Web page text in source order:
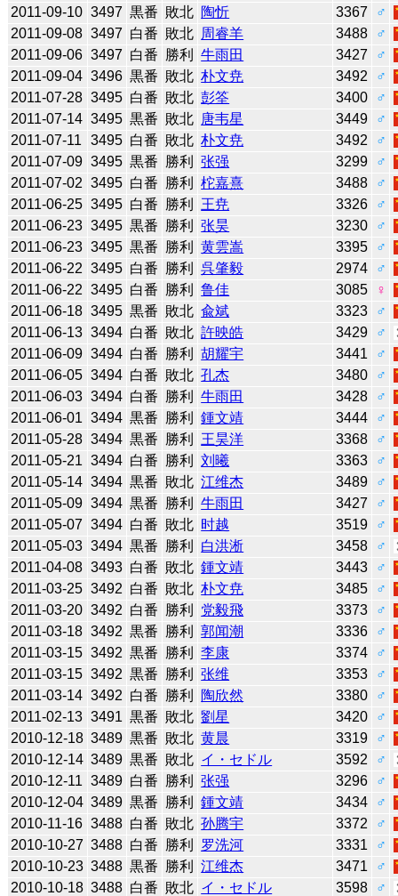
2011-09-10 3497 黒番 敗北 陶忻 3367
♂
2011-09-08 3497 白番 敗北 周睿羊 3488
♂
2011-09-06 3497 白番 勝利 牛雨田 3427
♂
2011-09-04 3496 黒番 敗北 朴文尭 3492
♂
2011-07-28 3495 白番 敗北 彭筌 3400
♂
2011-07-14 3495 黒番 敗北 唐韦星 3449
♂
2011-07-11
3495 白番 敗北 朴文尭 3492
♂
2011-07-09 3495 黒番 勝利 张强 3299
♂
2011-07-02 3495 白番 勝利 柁嘉熹 3488
♂
2011-06-25 3495 白番 勝利 王尭 3326
♂
2011-06-23 3495 黒番 勝利 张昊 3230
♂
2011-06-23 3495 黒番 勝利 黄雲嵩 3395
♂
2011-06-22 3495 白番 勝利 呉肇毅 2974
♂
2011-06-22 3495 白番 勝利 鲁佳 3085
♀
2011-06-18 3495 黒番 敗北 兪斌 3323
♂
2011-06-13 3494 白番 敗北 許映皓 3429
♂
2011-06-09 3494 白番 勝利 胡耀宇 3441
♂
2011-06-05 3494 白番 敗北 孔杰 3480
♂
2011-06-03 3494 白番 勝利 牛雨田 3428
♂
2011-06-01 3494 黒番 勝利 鍾文靖 3444
♂
2011-05-28 3494 黒番 勝利 王昊洋 3368
♂
2011-05-21 3494 白番 勝利 刘曦 3363
♂
2011-05-14 3494 黒番 敗北 江维杰 3489
♂
2011-05-09 3494 黒番 勝利 牛雨田 3427
♂
2011-05-07 3494 白番 敗北 时越 3519
♂
2011-05-03 3494 黒番 勝利 白洪淅 3458
♂
2011-04-08 3493 白番 敗北 鍾文靖 3443
♂
2011-03-25 3492 白番 敗北 朴文尭 3485
♂
2011-03-20 3492 白番 勝利 党毅飛 3373
♂
2011-03-18 3492 黒番 勝利 郭闻潮 3336
♂
2011-03-15 3492 黒番 勝利 李康 3374
♂
2011-03-15 3492 黒番 勝利 张维 3353
♂
2011-03-14 3492 白番 勝利 陶欣然 3380
♂
2011-02-13 3491 黒番 敗北 劉星 3420
♂
2010-12-18 3489 黒番 敗北 黄晨 3319
♂
2010-12-14 3489 黒番 敗北 イ・セドル 3592
♂
2010-12-11 3489 白番 勝利 张强 3296
♂
2010-12-04 3489 黒番 勝利 鍾文靖 3434
♂
2010-11-16 3488 白番 敗北 孙腾宇 3372
♂
2010-10-27 3488 白番 勝利 罗洗河 3331
♂
2010-10-23 3488 黒番 勝利 江维杰 3471
♂
2010-10-18 3488 白番 敗北 イ・セドル 3598
♂